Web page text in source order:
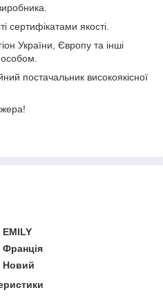
сертифікатами якості.
України, Європу та інші
постачальник високоякісної
EMILY
Франція
Новий